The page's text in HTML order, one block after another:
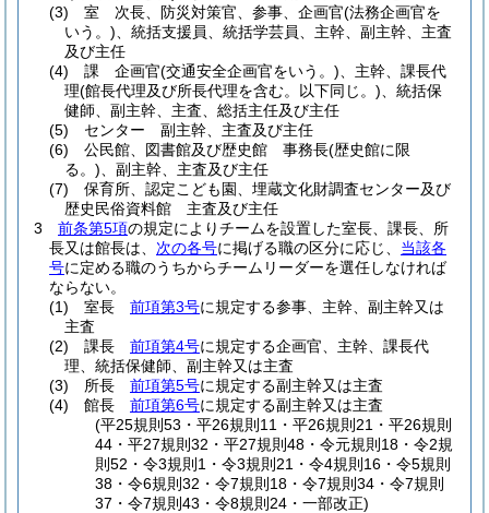
(3)
室 次長、防災対策官、参事、企画官(法務企画官を
いう。) 、統括支援員、統括学芸員、主幹、副主幹、主査
及び主任
(4)
課 企画官(交通安全企画官をいう。) 、主幹、課長代
理(館長代理及び所長代理を含む。以下同じ。) 、統括保
健師、副主幹、主査、総括主任及び主任
(5)
センター 副主幹、主査及び主任
(6)
公民館、図書館及び歴史館 事務長(歴史館に限
る。) 、副主幹、主査及び主任
(7)
保育所、認定こども園、埋蔵文化財調査センター及び
歴史民俗資料館 主査及び主任
3
前条第5項の規定によりチームを設置した室長、課長、所
長又は館長は、 次の各号に掲げる職の区分に応じ、 当該各
号に定める職のうちからチームリーダーを選任しなければ
ならない。
(1)
室長 前項第3号に規定する参事、主幹、副主幹又は
主査
(2)
課長 前項第4号に規定する企画官、主幹、課長代
理、統括保健師、副主幹又は主査
(3)
所長 前項第5号に規定する副主幹又は主査
(4)
館長 前項第6号に規定する副主幹又は主査
(平25規則53・平26規則11・平26規則21・平26規則
44・平27規則32・平27規則48・令元規則18・令2規
則52・令3規則1・令3規則21・令4規則16・令5規則
38・令6規則32・令7規則18・令7規則34・令7規則
37・令7規則43・令8規則24・一部改正)